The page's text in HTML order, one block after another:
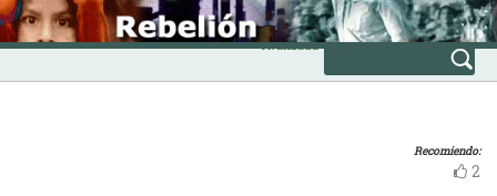
Skip
to
content
INICIO
Avanzada
Recomiendo:
2